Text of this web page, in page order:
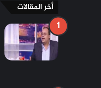
أخر المقالات